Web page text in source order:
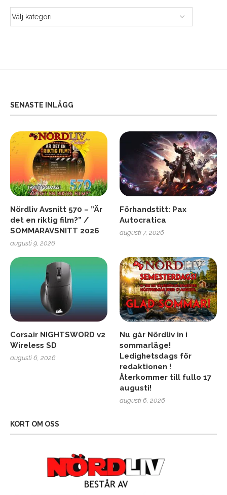
SENASTE INLÄGG
Nördliv Avsnitt 570 – ”Är
det en riktig film?” /
SOMMARAVSNITT 2026
augusti 9, 2026
Förhandstitt: Pax
Autocratica
augusti 7, 2026
Corsair NIGHTSWORD v2
Wireless SD
augusti 6, 2026
Nu går Nördliv in i
sommarläge!
Ledighetsdags för
redaktionen !
Återkommer till fullo 17
augusti!
augusti 6, 2026
KORT OM OSS